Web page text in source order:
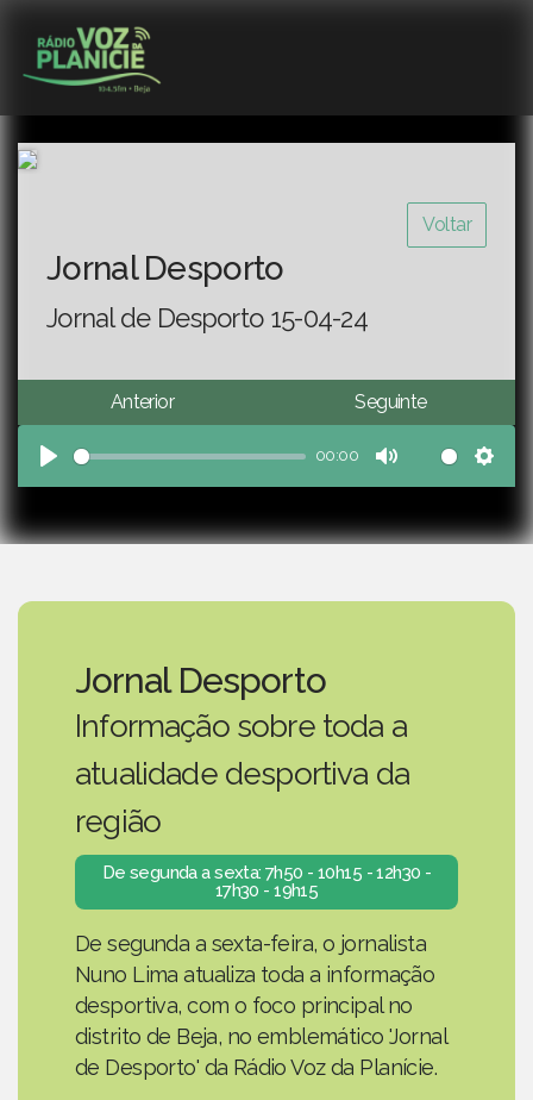
Voltar
Jornal Desporto
Jornal de Desporto 15-04-24
Anterior Seguinte
Play
00:00
Mute
Jornal Desporto
Informação sobre toda a
atualidade desportiva da
região
De segunda a sexta: 7h50 - 10h15 - 12h30 -
17h30 - 19h15
De segunda a sexta-feira, o jornalista
Nuno Lima atualiza toda a informação
desportiva, com o foco principal no
distrito de Beja, no emblemático 'Jornal
de Desporto' da Rádio Voz da Planície.